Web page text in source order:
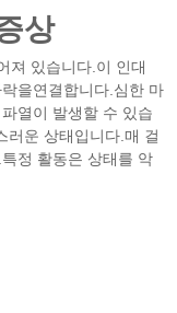
상
져 있습니다.이 인대
을연결합니다.심한 마
열이 발생할 수 있습
러운 상태입니다.매 걸
정 활동은 상태를 악